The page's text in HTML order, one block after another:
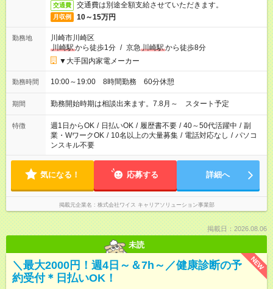
交通費 交通費は別途全額支給させていただきます。
月収例 10～15万円
勤務地
川崎市川崎区
川崎駅から徒歩1分 / 京急 川崎駅から徒歩8分
▼大手国内家電メーカー
勤務時間 10:00～19:00 8時間勤務 60分休憩
期間 勤務開始時期は相談出来ます。7.8月～ スタート予定
特徴 週1日からOK / 日払いOK / 履歴書不要 / 40～50代活躍中 / 副
業・WワークOK / 10名以上の大量募集 / 電話対応なし / パソコ
ンスキル不要
気になる！ 応募する 詳細へ
掲載元企業名 株式会社ワイス キャリアソリューション事業部
掲載日：2026.08.06
未読
NEW
＼最大2000円！週4日～＆7h～／健康診断の予
約受付＊日払いOK！